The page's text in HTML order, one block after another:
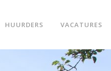
HUURDERS VACATURES